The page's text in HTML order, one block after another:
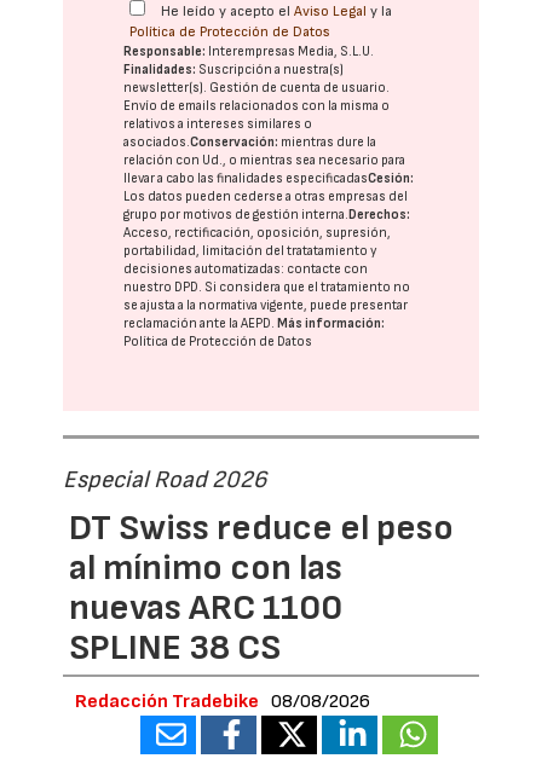
He leído y acepto elAviso Legal y la
Política de Protección de Datos
Responsable: Interempresas Media, S.L.U.
Finalidades: Suscripción a nuestra(s)
newsletter(s). Gestión de cuenta de usuario.
Envío de emails relacionados con la misma o
relativos a intereses similares o
asociados.Conservación: mientras dure la
relación con Ud., o mientras sea necesario para
llevar a cabo las finalidades especificadasCesión:
Los datos pueden cederse a otras empresas del
grupo por motivos de gestión interna.Derechos:
Acceso, rectificación, oposición, supresión,
portabilidad, limitación del tratatamiento y
decisiones automatizadas: contacte con
nuestro DPD . Si considera que el tratamiento no
se ajusta a la normativa vigente, puede presentar
reclamación ante laAEPD .Más información:
Política de Protección de Datos
Especial Road 2026
DT Swiss reduce el peso
al mínimo con las
nuevas ARC 1100
SPLINE 38 CS
Redacción Tradebike 08/08/2026